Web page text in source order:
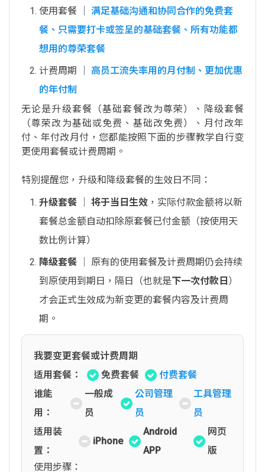
使用套餐 │ 满足基础沟通和协同合作的免费套
餐、只需要打卡或签呈的基础套餐、所有功能都
想用的尊荣套餐
计费周期 │ 高员工流失率用的月付制、更加优惠
的年付制
无论是升级套餐（基础套餐改为尊荣）、降级套餐
（尊荣改为基础或免费、基础改免费）、月付改年
付、年付改月付，您都能按照下面的步骤教学自行变
更使用套餐或计费周期。
特别提醒您，升级和降级套餐的生效日不同：
升级套餐
将于当日生效 ，实际付款金额将以新
套餐总金额自动扣除原套餐已付金额（按使用天
数比例计算）
降级套餐 │ 原有的使用套餐及计费周期仍会持续
到原使用到期日，隔日（也就是下一次付款日 ）
才会正式生效成为新变更的套餐内容及计费周
期。
我要变更套餐或计费周期
适用套餐：
免费套餐
付费套餐
谁能
用：
一般成
员
公司管理
员
工具管理
员
适用装
置：
iPhone
Android
APP
网页
版
使用步骤：